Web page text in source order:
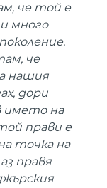
че той е
много
че
нашия
дори
името на
прави е
точка на
правя